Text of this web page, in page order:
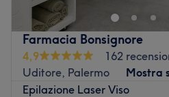
Farmacia Bonsignore
4,9
162
Uditore, Palermo
Mostra
Epilazione Laser Viso